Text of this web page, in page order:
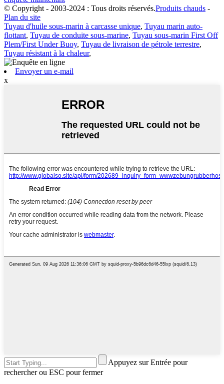
© Copyright - 2003-2024 : Tous droits réservés.Produits chauds -
Plan du site
Tuyau d'huile sous-marin à carcasse unique, Tuyau marin auto-
flottant, Tuyau de conduite sous-marine, Tuyau sous-marin First Off
Plem/First Under Buoy, Tuyau de livraison de pétrole terrestre,
Tuyau résistant à la chaleur,
Envoyer un e-mail
x
Appuyez sur Entrée pour
rechercher ou ESC pour fermer